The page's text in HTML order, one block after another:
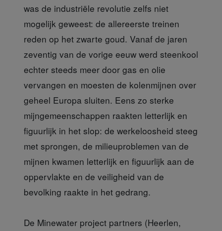
was de industriële revolutie zelfs niet
mogelijk geweest: de allereerste treinen
reden op het zwarte goud. Vanaf de jaren
zeventig van de vorige eeuw werd steenkool
echter steeds meer door gas en olie
vervangen en moesten de kolenmijnen over
geheel Europa sluiten. Eens zo sterke
mijngemeenschappen raakten letterlijk en
figuurlijk in het slop: de werkeloosheid steeg
met sprongen, de milieuproblemen van de
mijnen kwamen letterlijk en figuurlijk aan de
oppervlakte en de veiligheid van de
bevolking raakte in het gedrang.
De Minewater project partners (Heerlen,